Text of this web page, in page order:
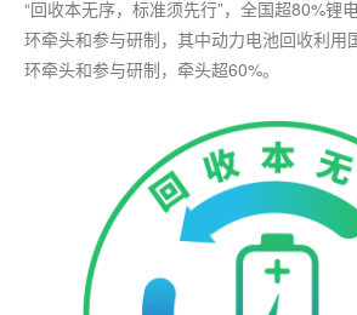
“回收本无序，标准须先行”，全国超80%锂
环牵头和参与研制，其中动力电池回收利用
环牵头和参与研制，牵头超60%。